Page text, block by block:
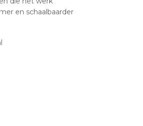
en schaalbaarder